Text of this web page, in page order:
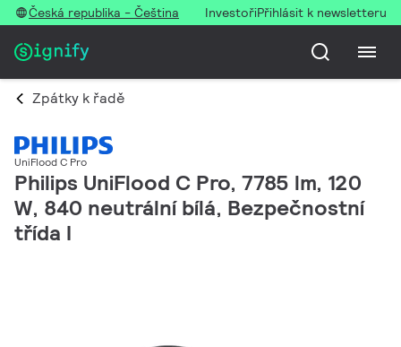
Česká republika - Čeština InvestořiPřihlásit k newsletteru
Zpátky k řadě
UniFlood C Pro
Philips UniFlood C Pro, 7785 lm, 120
W, 840 neutrální bílá, Bezpečnostní
třída I